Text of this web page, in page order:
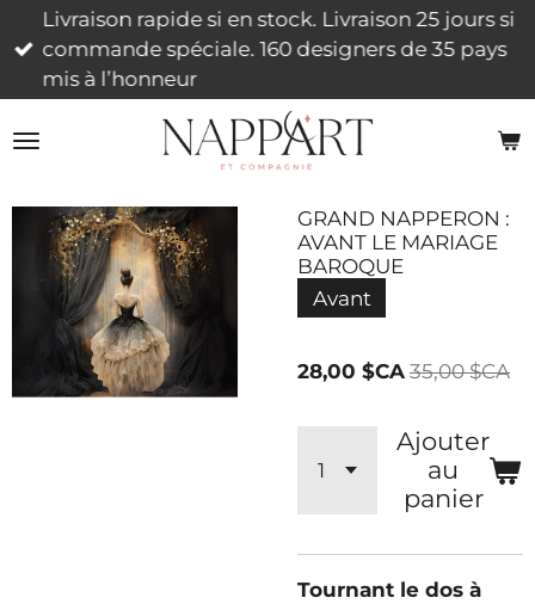
Passer
au
contenu
Livraison rapide si en stock. Livraison 25 jours si
commande spéciale. 160 designers de 35 pays
mis à l’honneur
GRAND NAPPERON :
AVANT LE MARIAGE
BAROQUE
Avant
28,00 $CA 35,00 $CA
Ajouter
au
panier
Tournant le dos à